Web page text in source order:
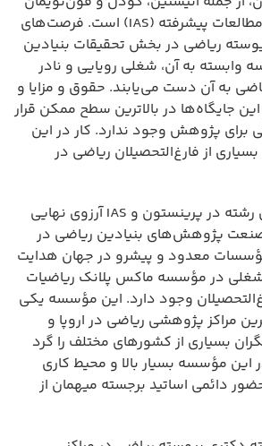
بوده و خانه انستیتو مطالعات پیشرفته (IAS) است. فرصت‌های
ریاضی در بخش تحقیقات بنیادین
وابسته به آن، شغلی رویایی و نادر
به آن دست می‌یابند. حقوق و مزایا و
جایگاه‌ها در بالاترین سطح ممکن قرار
برای پژوهش وجود ندارد. کار در این
از فارغ‌التحصیلان ریاضی در
فرصت‌های شغلی این رشته در پرینستون و IAS آرزوی نهایی
پژوهش‌های بنیادین ریاضی در
معدود و پیشرو در جهان هدایت
در مؤسسه ماکس پلانک ریاضیات
وجود دارد. این مؤسسه یکی
مراکز پژوهشی ریاضی در اروپا و
بسیاری از کشورهای مختلف را گرد
مؤسسه بسیار بالا و محیط کاری
دائمی اساتید برجسته میهمان از